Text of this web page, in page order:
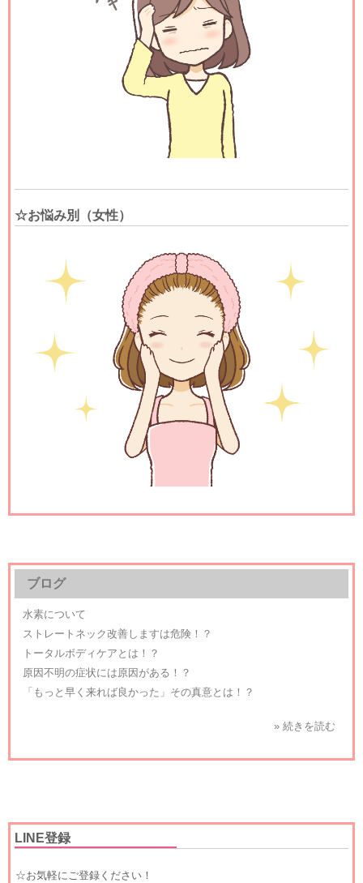
☆お悩み別（女性）
ブログ
水素について
ストレートネック改善しますは危険！？
トータルボディケアとは！？
原因不明の症状には原因がある！？
「もっと早く来れば良かった」その真意とは！？
» 続きを読む
LINE登録
☆お気軽にご登録ください！